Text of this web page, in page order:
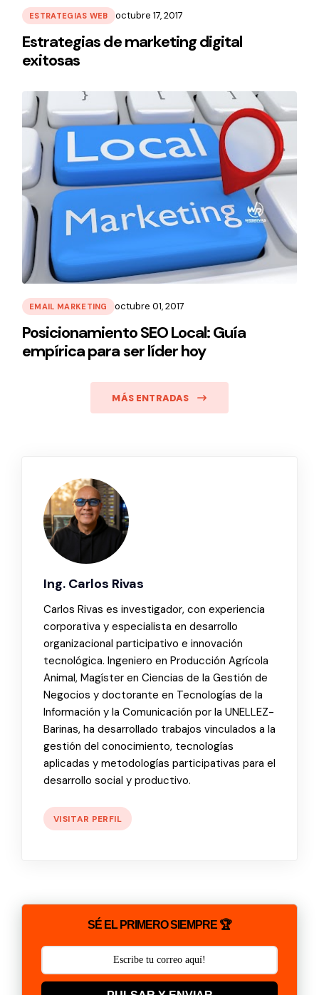
ESTRATEGIAS WEB octubre 17, 2017
Estrategias de marketing digital
exitosas
EMAIL MARKETING octubre 01, 2017
Posicionamiento SEO Local: Guía
empírica para ser líder hoy
MÁS ENTRADAS
Ing. Carlos Rivas
Carlos Rivas es investigador, con experiencia
corporativa y especialista en desarrollo
organizacional participativo e innovación
tecnológica. Ingeniero en Producción Agrícola
Animal, Magíster en Ciencias de la Gestión de
Negocios y doctorante en Tecnologías de la
Información y la Comunicación por la UNELLEZ-
Barinas, ha desarrollado trabajos vinculados a la
gestión del conocimiento, tecnologías
aplicadas y metodologías participativas para el
desarrollo social y productivo.
VISITAR PERFIL
SÉ EL PRIMERO SIEMPRE 🏆